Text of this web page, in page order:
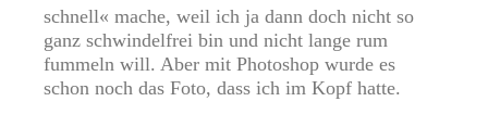
schnell« mache, weil ich ja dann doch nicht so
ganz schwindelfrei bin und nicht lange rum
fummeln will. Aber mit Photoshop wurde es
schon noch das Foto, dass ich im Kopf hatte.